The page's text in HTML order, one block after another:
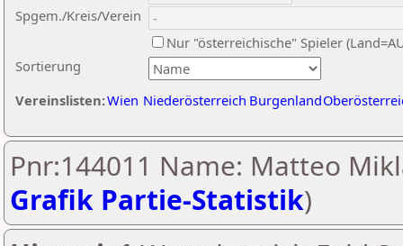
Sortierung
Spgem./Kreis/Verein
Nur "österreichische" Spieler
Vereinslisten:Wien Niederösterreich Burgenland
Pnr:144011 Name: Matteo
Grafik Partie-Statistik)